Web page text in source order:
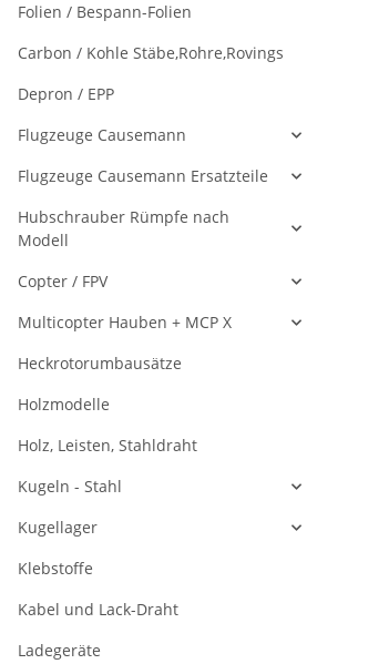
Folien / Bespann-Folien
Carbon / Kohle Stäbe,Rohre,Rovings
Depron / EPP
Flugzeuge Causemann
Flugzeuge Causemann Ersatzteile
Hubschrauber Rümpfe nach
Modell
Copter / FPV
Multicopter Hauben + MCP X
Heckrotorumbausätze
Holzmodelle
Holz, Leisten, Stahldraht
Kugeln - Stahl
Kugellager
Klebstoffe
Kabel und Lack-Draht
Ladegeräte